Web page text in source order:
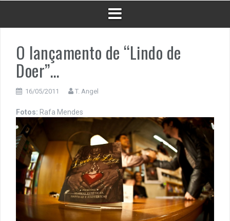
O lançamento de “Lindo de
Doer”…
16/05/2011 T. Angel
Fotos: Rafa Mendes